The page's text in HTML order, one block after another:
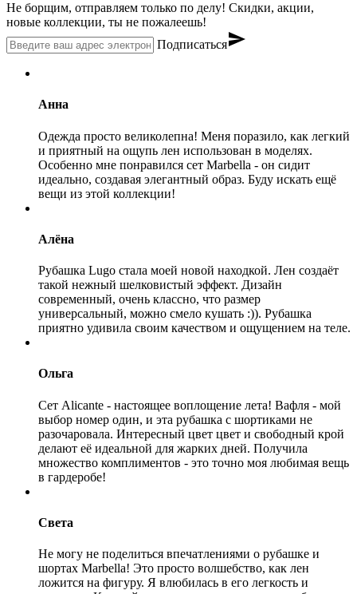
Не борщим, отправляем только по делу! Скидки, акции,
новые коллекции, ты не пожалеешь!
Подписатьсяsend
Анна
Одежда просто великолепна! Меня поразило, как легкий
и приятный на ощупь лен использован в моделях.
Особенно мне понравился сет Marbella - он сидит
идеально, создавая элегантный образ. Буду искать ещё
вещи из этой коллекции!
Алёна
Рубашка Lugo стала моей новой находкой. Лен создаёт
такой нежный шелковистый эффект. Дизайн
современный, очень классно, что размер
универсальный, можно смело кушать :)). Рубашка
приятно удивила своим качеством и ощущением на теле.
Ольга
Сет Alicante - настоящее воплощение лета! Вафля - мой
выбор номер один, и эта рубашка с шортиками не
разочаровала. Интересный цвет цвет и свободный крой
делают её идеальной для жарких дней. Получила
множество комплиментов - это точно моя любимая вещь
в гардеробе!
Света
Не могу не поделиться впечатлениями о рубашке и
шортах Marbella! Это просто волшебство, как лен
ложится на фигуру. Я влюбилась в его легкость и